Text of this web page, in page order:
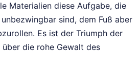
Materialien diese Aufgabe, die
sind, dem Fuß aber
Es ist der Triumph der
die rohe Gewalt des